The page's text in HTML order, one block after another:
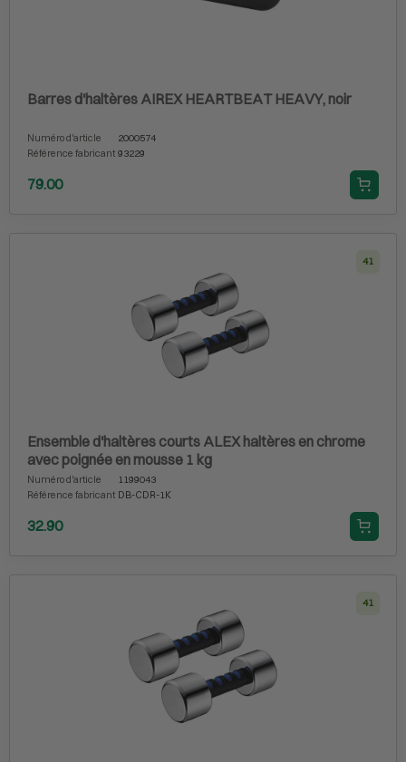
Barres d'haltères AIREX HEARTBEAT HEAVY, noir
Numéro d'article
2000574
Référence fabricant 93229
79.00
41
Ensemble d'haltères courts ALEX haltères en chrome
avec poignée en mousse 1 kg
Numéro d'article
1199043
Référence fabricant DB-CDR-1K
32.90
41